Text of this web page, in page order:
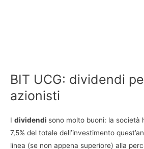
BIT UCG: dividendi
azionisti
I dividendi sono molto buoni: la società
7,5% del totale dell’investimento
linea (se non appena superiore) alla